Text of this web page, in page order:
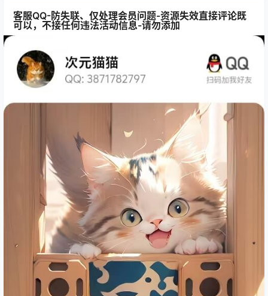
客服QQ-防失联、仅处理会员问题-资源失效直接评论既
可以，不接任何违法活动信息-请勿添加